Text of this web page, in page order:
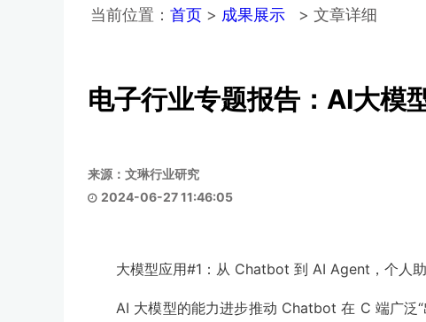
当前位置： 首页 > 成果展示 > 文章详细
电子行业专题报告：AI大模
文琳行业研究
2024-06-27 11:46:05
大模型应用#1：从 Chatbot 到 AI Agent，个人
AI 大模型的能力进步推动 Chatbot 在 C 端广泛